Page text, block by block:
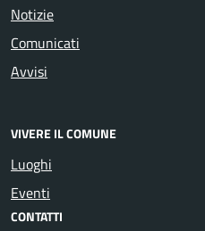
Notizie
Comunicati
Avvisi
VIVERE IL COMUNE
Luoghi
Eventi
CONTATTI